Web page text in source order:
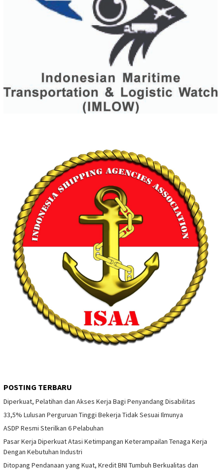
POSTING TERBARU
Diperkuat, Pelatihan dan Akses Kerja Bagi Penyandang Disabilitas
33,5% Lulusan Perguruan Tinggi Bekerja Tidak Sesuai Ilmunya
ASDP Resmi Sterilkan 6 Pelabuhan
Pasar Kerja Diperkuat Atasi Ketimpangan Keterampailan Tenaga Kerja
Dengan Kebutuhan Industri
Ditopang Pendanaan yang Kuat, Kredit BNI Tumbuh Berkualitas dan